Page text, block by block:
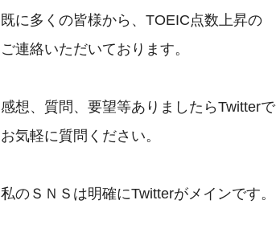
既に多くの皆様から、TOEIC点数上昇の
ご連絡いただいております。
感想、質問、要望等ありましたらTwitterで
お気軽に質問ください。
私のＳＮＳは明確にTwitterがメインです。